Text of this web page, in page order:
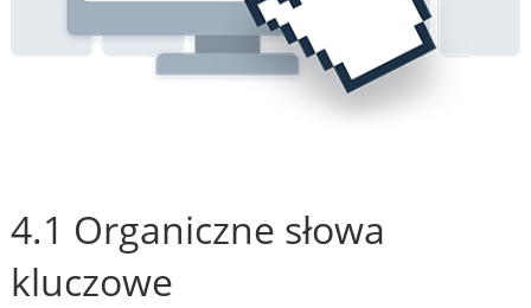
4.1 Organiczne słowa
kluczowe